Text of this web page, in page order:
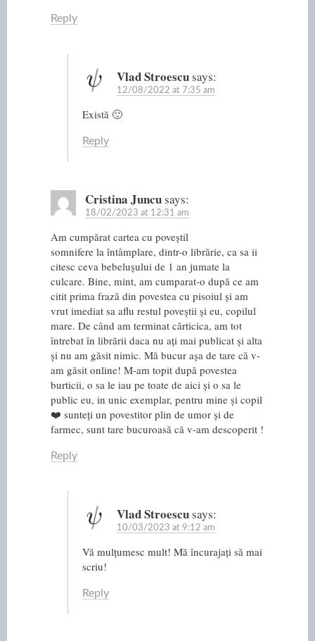
Reply
Vlad Stroescusays:
12/08/2022 at 7:35 am
Există 🙂
Reply
Cristina Juncusays:
18/02/2023 at 12:31 am
Am cumpărat cartea cu poveștil
somnifere la întâmplare, dintr-o librărie, ca sa ii
citesc ceva bebelușului de 1 an jumate la
culcare. Bine, mint, am cumparat-o după ce am
citit prima frază din povestea cu pisoiul și am
vrut imediat sa aflu restul poveștii și eu, copilul
mare. De când am terminat cărticica, am tot
întrebat în librării daca nu ați mai publicat și alta
și nu am găsit nimic. Mă bucur așa de tare că v-
am găsit online! M-am topit după povestea
burticii, o sa le iau pe toate de aici și o sa le
public eu, in unic exemplar, pentru mine și copil
❤️ sunteți un povestitor plin de umor și de
farmec, sunt tare bucuroasă că v-am descoperit !
Reply
Vlad Stroescusays:
10/03/2023 at 9:12 am
Vă mulțumesc mult! Mă încurajați să mai
scriu!
Reply